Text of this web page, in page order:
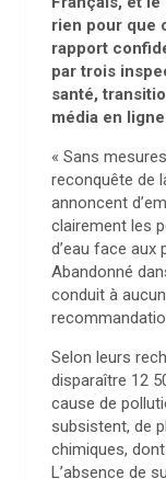
rien pour que
rapport
par trois
santé,
média en ligne
« Sans
reconquête de
annoncent
clairement les
d’eau face aux
Abandonné
conduit à
Selon leurs
disparaître 12
cause de
subsistent, de
chimiques,
L’absence de